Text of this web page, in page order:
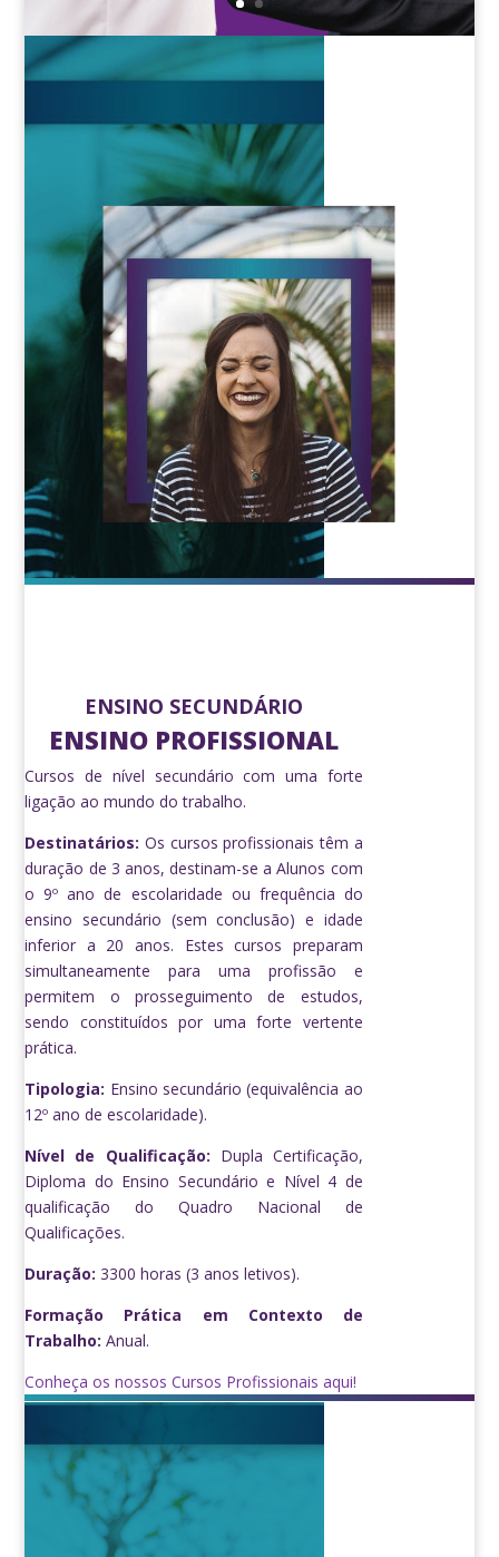
ENSINO SECUNDÁRIO
ENSINO PROFISSIONAL
Cursos de nível secundário com uma forte
ligação ao mundo do trabalho.
Destinatários: Os cursos profissionais têm a
duração de 3 anos, destinam-se a Alunos com
o 9º ano de escolaridade ou frequência do
ensino secundário (sem conclusão) e idade
inferior a 20 anos. Estes cursos preparam
simultaneamente para uma profissão e
permitem o prosseguimento de estudos,
sendo constituídos por uma forte vertente
prática.
Tipologia: Ensino secundário (equivalência ao
12º ano de escolaridade).
Nível de Qualificação: Dupla Certificação,
Diploma do Ensino Secundário e Nível 4 de
qualificação do Quadro Nacional de
Qualificações.
Duração: 3300 horas (3 anos letivos).
Formação Prática em Contexto de
Trabalho: Anual.
Conheça os nossos Cursos Profissionais aqui!